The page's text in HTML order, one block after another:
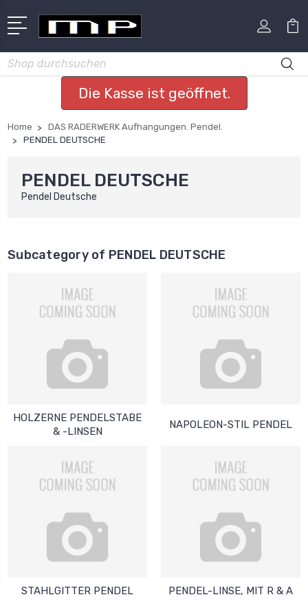
Suchen
Die Kasse ist geöffnet.
Home
DAS RADERWERK Aufhangungen. Pendel.
PENDEL DEUTSCHE
PENDEL DEUTSCHE
Pendel Deutsche
Subcategory of PENDEL DEUTSCHE
HOLZERNE PENDELSTABE
& -LINSEN
NAPOLEON-STIL PENDEL
STAHLGITTER PENDEL PENDEL-LINSE, MIT R & A